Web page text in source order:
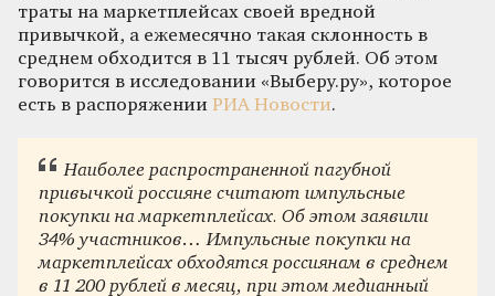
траты на маркетплейсах своей вредной
привычкой, а ежемесячно такая склонность в
среднем обходится в 11 тысяч рублей. Об этом
говорится в исследовании «Выберу.ру», которое
есть в распоряжении РИА Новости.
Наиболее распространенной пагубной
привычкой россияне считают импульсные
покупки на маркетплейсах. Об этом заявили
34% участников… Импульсные покупки на
маркетплейсах обходятся россиянам в среднем
в 11 200 рублей в месяц, при этом медианный